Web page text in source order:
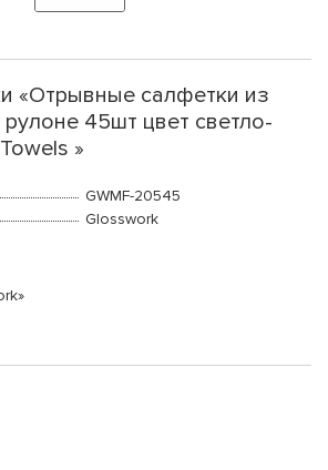
«Отрывные салфетки из
45шт цвет светло-
»
GWMF-20545
Glosswork